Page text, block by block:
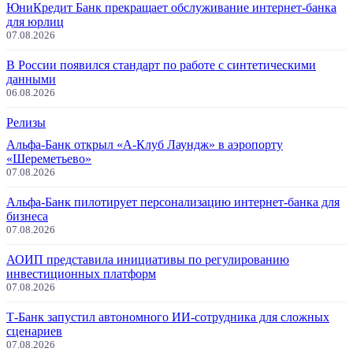
ЮниКредит Банк прекращает обслуживание интернет-банка
для юрлиц
07.08.2026
В России появился стандарт по работе с синтетическими
данными
06.08.2026
Релизы
Альфа-Банк открыл «А-Клуб Лаундж» в аэропорту
«Шереметьево»
07.08.2026
Альфа-Банк пилотирует персонализацию интернет-банка для
бизнеса
07.08.2026
АОИП представила инициативы по регулированию
инвестиционных платформ
07.08.2026
Т-Банк запустил автономного ИИ-сотрудника для сложных
сценариев
07.08.2026